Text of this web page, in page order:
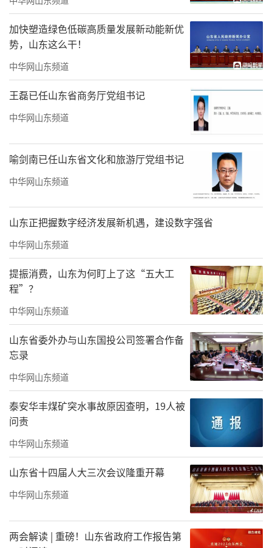
最令人屏息的是那组18根长条《石板路的
彩世界，像18根立地的“金箍棒”。每一条都
是一方天地，色块在狭窄的维度里碰撞、对
话。传统油画的尺幅惯性被彻底打破，却让人
看见——夹缝之中，自有乾坤。而那些反复涂抹
留下的幽暗底色，在缝隙间散发出微弱的光
芒，仿佛在说：最狭窄处，亦有光。
当然还有其它。新疆系列的火热色块扑面
而来，雪景系列粉红的天空……无论哪一幅，
艺术家都在做同一件事：让颜色绕过知识，直
接戳中感受。而那些层层叠叠的涂抹痕迹，那
些从幽暗底层透出的微光，让每一块颜色都有
了呼吸，有了心跳。
不需要懂构图、懂笔法，颜色开心，你就
开心；颜色刺眼，你便能读出背后的深意；颜
色发光，你便看见艺术家的心魂。这种体验很
奇妙——那些色块像有魔力，替你表达那些说不
清的情绪。
建议慢慢看，慢慢品。走近些，再走近
些，你会发现，那些“平涂”之下的光芒，值
加快塑造绿色低碳高质量发展新动能新优
势，山东这么干！
中华网山东频道
王磊已任山东省商务厅党组书记
中华网山东频道
喻剑南已任山东省文化和旅游厅党组书记
中华网山东频道
山东正把握数字经济发展新机遇，建设数字强省
中华网山东频道
提振消费，山东为何盯上了这“五大工
程”？
中华网山东频道
山东省委外办与山东国投公司签署合作备
忘录
中华网山东频道
泰安华丰煤矿突水事故原因查明，19人被
问责
中华网山东频道
山东省十四届人大三次会议隆重开幕
中华网山东频道
两会解读 | 重磅！山东省政府工作报告第